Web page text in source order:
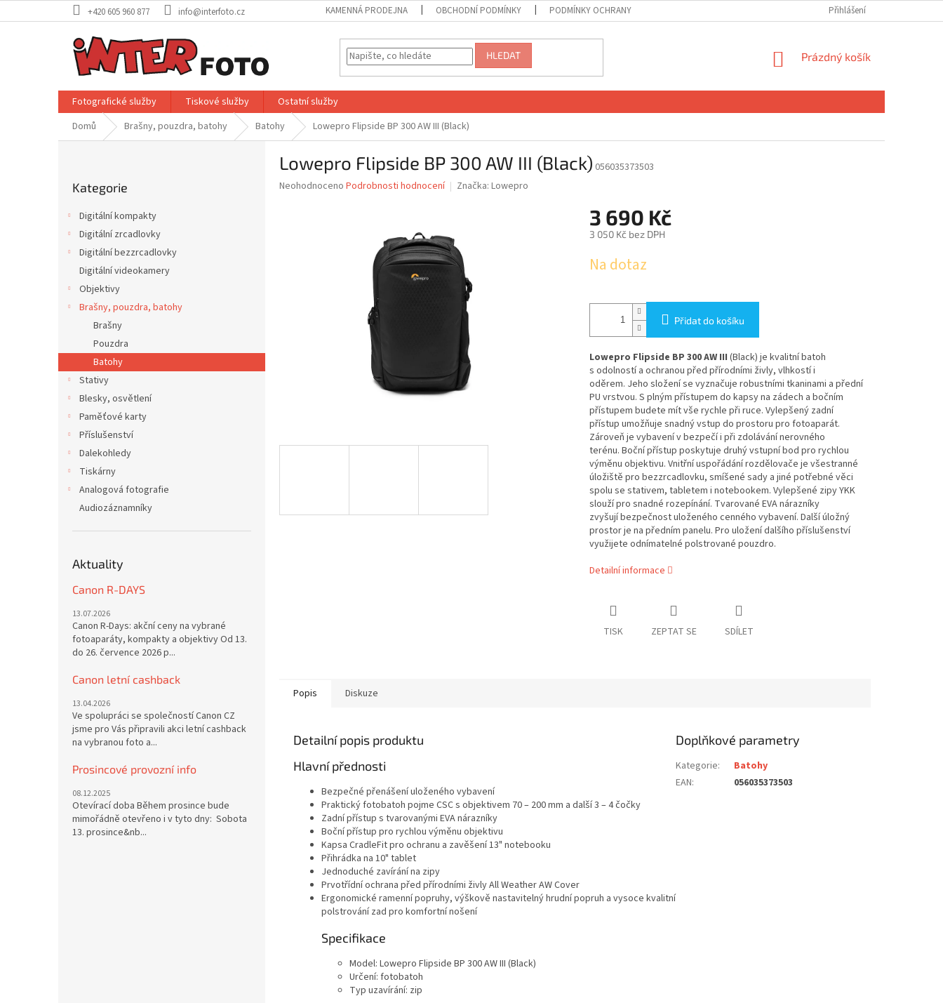
na
+420 605 960 877 info@interfoto.cz KAMENNÁ PRODEJNA OBCHODNÍ PODMÍNKY PODMÍNKY OCHRANY OSOBNÍCH ÚDAJŮ Přihlášení
HLEDAT
NÁKUPNÍ
Prázdný košík
Fotografické služby Tiskové služby
Ostatní služby
Domů
Brašny, pouzdra, batohy Batohy Lowepro Flipside BP 300 AW III (Black)
l
kategorie
Kategorie
Digitální kompakty
Digitální zrcadlovky
Digitální bezzrcadlovky
Digitální videokamery
Objektivy
Brašny, pouzdra, batohy
Brašny
Pouzdra
Batohy
Stativy
Blesky, osvětlení
Paměťové karty
Příslušenství
Dalekohledy
Tiskárny
Analogová fotografie
Audiozáznamníky
Aktuality
Canon R-DAYS
13.07.2026
Canon R-Days: akční ceny na vybrané
fotoaparáty, kompakty a objektivy Od 13.
do 26. července 2026 p...
Canon letní cashback
13.04.2026
Ve spolupráci se společností Canon CZ
jsme pro Vás připravili akci letní cashback
na vybranou foto a...
Prosincové provozní info
08.12.2025
Otevírací doba Během prosince bude
mimořádně otevřeno i v tyto dny: Sobota
13. prosince&nb...
Lowepro Flipside BP 300 AW III (Black) 056035373503
Průměrné
Neohodnoceno Podrobnosti hodnocení Značka: Lowepro
3 690 Kč
3 050 Kč bez DPH
cena:
Na dotaz
Přidat do košíku
Lowepro Flipside BP 300 AW III (Black) je kvalitní batoh
s odolností a ochranou před přírodními živly, vlhkostí i
oděrem. Jeho složení se vyznačuje robustními tkaninami a přední
PU vrstvou. S plným přístupem do kapsy na zádech a bočním
přístupem budete mít vše rychle při ruce. Vylepšený zadní
přístup umožňuje snadný vstup do prostoru pro fotoaparát.
Zároveň je vybavení v bezpečí i při zdolávání nerovného
terénu. Boční přístup poskytuje druhý vstupní bod pro rychlou
výměnu objektivu. Vnitřní uspořádání rozdělovače je všestranné
úložiště pro bezzrcadlovku, smíšené sady a jiné potřebné věci
spolu se stativem, tabletem i notebookem. Vylepšené zipy YKK
slouží pro snadné rozepínání. Tvarované EVA nárazníky
zvyšují bezpečnost uloženého cenného vybavení. Další úložný
prostor je na předním panelu. Pro uložení dalšího příslušenství
využijete odnímatelné polstrované pouzdro.
Detailní informace
TISK ZEPTAT SE SDÍLET
Popis Diskuze
Detailní popis produktu
Hlavní přednosti
Bezpečné přenášení uloženého vybavení
Praktický fotobatoh pojme CSC s objektivem 70 – 200 mm a další 3 – 4 čočky
Zadní přístup s tvarovanými EVA nárazníky
Boční přístup pro rychlou výměnu objektivu
Kapsa CradleFit pro ochranu a zavěšení 13" notebooku
Přihrádka na 10" tablet
Jednoduché zavírání na zipy
Prvotřídní ochrana před přírodními živly All Weather AW Cover
Ergonomické ramenní popruhy, výškově nastavitelný hrudní popruh a vysoce kvalitní
polstrování zad pro komfortní nošení
Specifikace
Model: Lowepro Flipside BP 300 AW III (Black)
Určení: fotobatoh
Typ uzavírání: zip
Doplňkové parametry
Kategorie:
Batohy
EAN: 056035373503